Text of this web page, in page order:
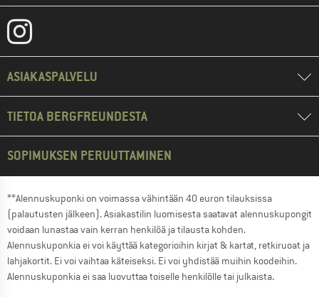
ASIAKASPALVELU
TIETOA BERGFREUNDESTA
SOPIMUKSEN PERUUTTAMINEN
**Alennuskuponki on voimassa vähintään 40 euron tilauksissa
(palautusten jälkeen). Asiakastilin luomisesta saatavat alennuskupongit
voidaan lunastaa vain kerran henkilöä ja tilausta kohden.
Alennuskuponkia ei voi käyttää kategorioihin kirjat & kartat, retkiruoat ja
lahjakortit. Ei voi vaihtaa käteiseksi. Ei voi yhdistää muihin koodeihin.
Alennuskuponkia ei saa luovuttaa toiselle henkilölle tai julkaista.